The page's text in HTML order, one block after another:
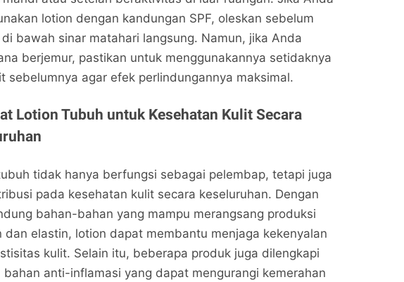
lotion dengan kandungan SPF, oleskan sebelum
bawah sinar matahari langsung. Namun, jika Anda
berjemur, pastikan untuk menggunakannya setidaknya
sebelumnya agar efek perlindungannya maksimal.
Lotion Tubuh untuk Kesehatan Kulit Secara
tidak hanya berfungsi sebagai pelembap, tetapi juga
pada kesehatan kulit secara keseluruhan. Dengan
bahan-bahan yang mampu merangsang produksi
dan elastin, lotion dapat membantu menjaga kekenyalan
kulit. Selain itu, beberapa produk juga dilengkapi
bahan anti-inflamasi yang dapat mengurangi kemerahan